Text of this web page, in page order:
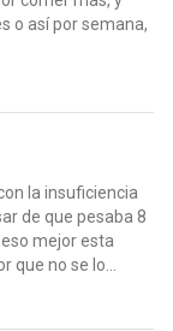
o así por semana,
la insuficiencia
de que pesaba 8
mejor esta
que no se lo...